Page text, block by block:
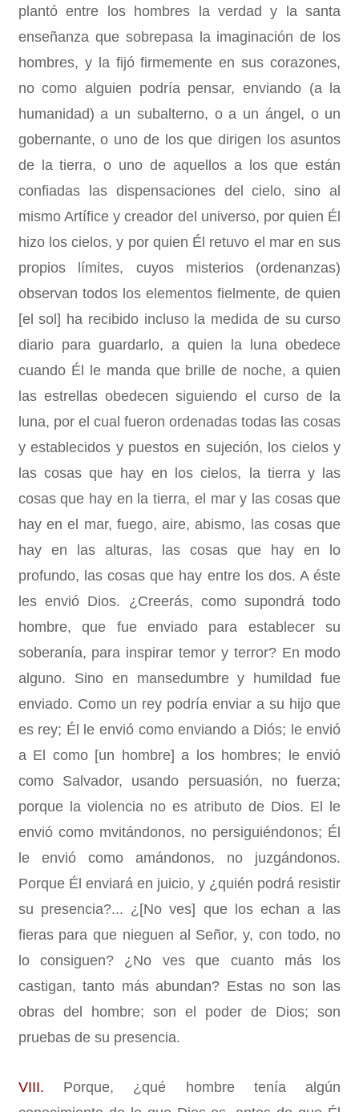
plantó entre los hombres la verdad y la santa
enseñanza que sobrepasa la imaginación de los
hombres, y la fijó firmemente en sus corazones,
no como alguien podría pensar, enviando (a la
humanidad) a un subalterno, o a un ángel, o un
gobernante, o uno de los que dirigen los asuntos
de la tierra, o uno de aquellos a los que están
confiadas las dispensaciones del cielo, sino al
mismo Artífice y creador del universo, por quien Él
hizo los cielos, y por quien Él retuvo el mar en sus
propios límites, cuyos misterios (ordenanzas)
observan todos los elementos fielmente, de quien
[el sol] ha recibido incluso la medida de su curso
diario para guardarlo, a quien la luna obedece
cuando Él le manda que brille de noche, a quien
las estrellas obedecen siguiendo el curso de la
luna, por el cual fueron ordenadas todas las cosas
y establecidos y puestos en sujeción, los cielos y
las cosas que hay en los cielos, la tierra y las
cosas que hay en la tierra, el mar y las cosas que
hay en el mar, fuego, aire, abismo, las cosas que
hay en las alturas, las cosas que hay en lo
profundo, las cosas que hay entre los dos. A éste
les envió Dios. ¿Creerás, como supondrá todo
hombre, que fue enviado para establecer su
soberanía, para inspirar temor y terror? En modo
alguno. Sino en mansedumbre y humildad fue
enviado. Como un rey podría enviar a su hijo que
es rey; Él le envió como enviando a Diós; le envió
a El como [un hombre] a los hombres; le envió
como Salvador, usando persuasión, no fuerza;
porque la violencia no es atributo de Dios. El le
envió como mvitándonos, no persiguiéndonos; Él
le envió como amándonos, no juzgándonos.
Porque Él enviará en juicio, y ¿quién podrá resistir
su presencia?... ¿[No ves] que los echan a las
fieras para que nieguen al Señor, y, con todo, no
lo consiguen? ¿No ves que cuanto más los
castigan, tanto más abundan? Estas no son las
obras del hombre; son el poder de Dios; son
pruebas de su presencia.
VIII. Porque, ¿qué hombre tenía algún